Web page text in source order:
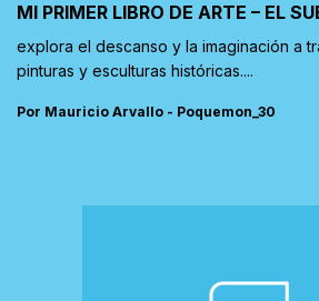
MI PRIMER LIBRO DE ARTE – EL
explora el descanso y la imaginación a
pinturas y esculturas históricas....
Por Mauricio Arvallo - Poquemon_30